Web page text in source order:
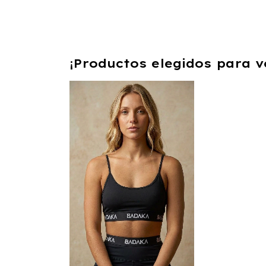
¡Productos elegidos para